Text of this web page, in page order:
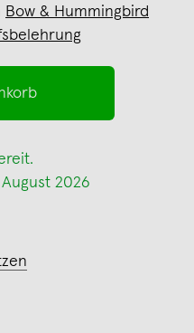
Bow & Hummingbird
2026